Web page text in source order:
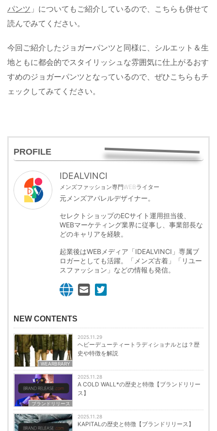
パンツ 」についてもご紹介しているので、こちらも併せて
読んでみてください。
今回ご紹介したジョガーパンツと同様に、シルエット＆生
地ともに都会的でスタイリッシュな雰囲気に仕上がるおす
すめのジョガーパンツとなっているので、ぜひこちらもチ
ェックしてみてください。
PROFILE
IDEALVINCI
メンズファッション専門WEBライター
元メンズアパレルデザイナー。
セレクトショップのECサイト運用担当後、
WEBマーケティング業界に従事し、事業部長な
どのキャリアを経験。
起業後はWEBメディア「IDEALVINCI」専属ブ
ロガーとしても活躍。「メンズ古着」「リユー
スファッション」などの情報も発信。
NEW CONTENTS
WEARBRARY
2025.11.29
ヘビーデューティートラディショナルとは？歴
史や特徴を解説
ブランドリリース
2025.11.28
A COLD WALL*の歴史と特徴【ブランドリリー
ス】
2025.11.28
KAPITALの歴史と特徴【ブランドリリース】